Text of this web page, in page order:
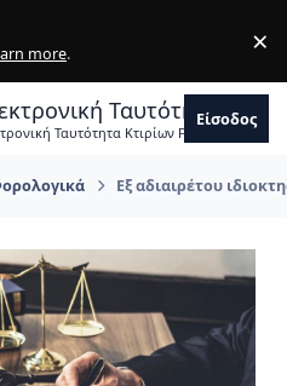
more. ×
Ταυτότητα
Ταυτότητα Κτιρίων Forum
Είσοδος
Εξ αδιαιρέτου